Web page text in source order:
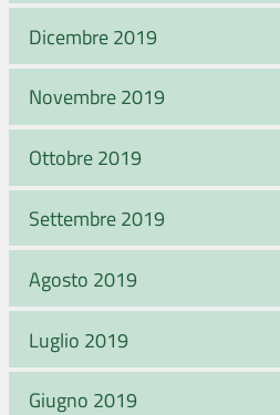
Dicembre 2019
Novembre 2019
Ottobre 2019
Settembre 2019
Agosto 2019
Luglio 2019
Giugno 2019